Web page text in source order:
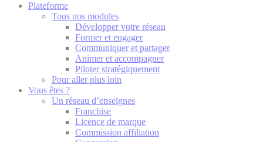
Plateforme
Tous nos modules
Développer votre réseau
Former et engager
Communiquer et partager
Animer et accompagner
Piloter stratégiquement
Pour aller plus loin
Vous êtes ?
Un réseau d’enseignes
Franchise
Licence de marque
Commission affiliation